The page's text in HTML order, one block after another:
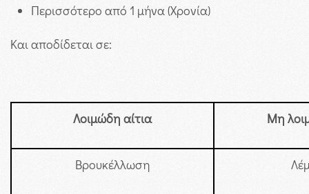
Περισσότερο από 1 μήνα (Χρονία)
Και αποδίδεται σε:
Λοιμώδη αίτια Μη
Βρουκέλλωση